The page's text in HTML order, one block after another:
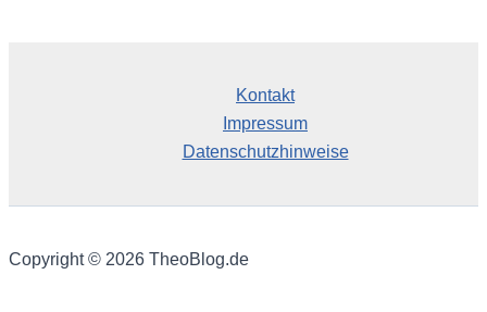
Kontakt
Impressum
Datenschutzhinweise
Copyright © 2026 TheoBlog.de